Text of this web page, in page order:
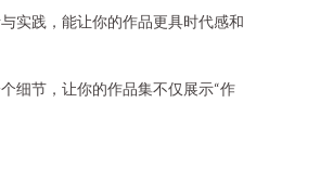
实践，能让你的作品更具时代感和
细节，让你的作品集不仅展示“作